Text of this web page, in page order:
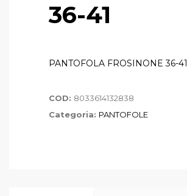
36-41
PANTOFOLA FROSINONE 36-41
COD: 8033614132838
Categoria: PANTOFOLE